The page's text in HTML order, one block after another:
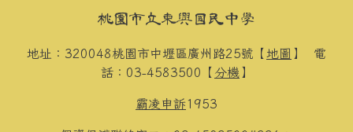
頁尾區域內容桃園市立東興國民中學
地址：320048桃園市中壢區廣州路25號【 地圖 】 電
話：03-4583500【 分機 】
霸凌申訴1953